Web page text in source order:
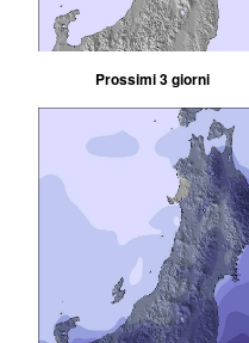
Prossimi 3 giorni